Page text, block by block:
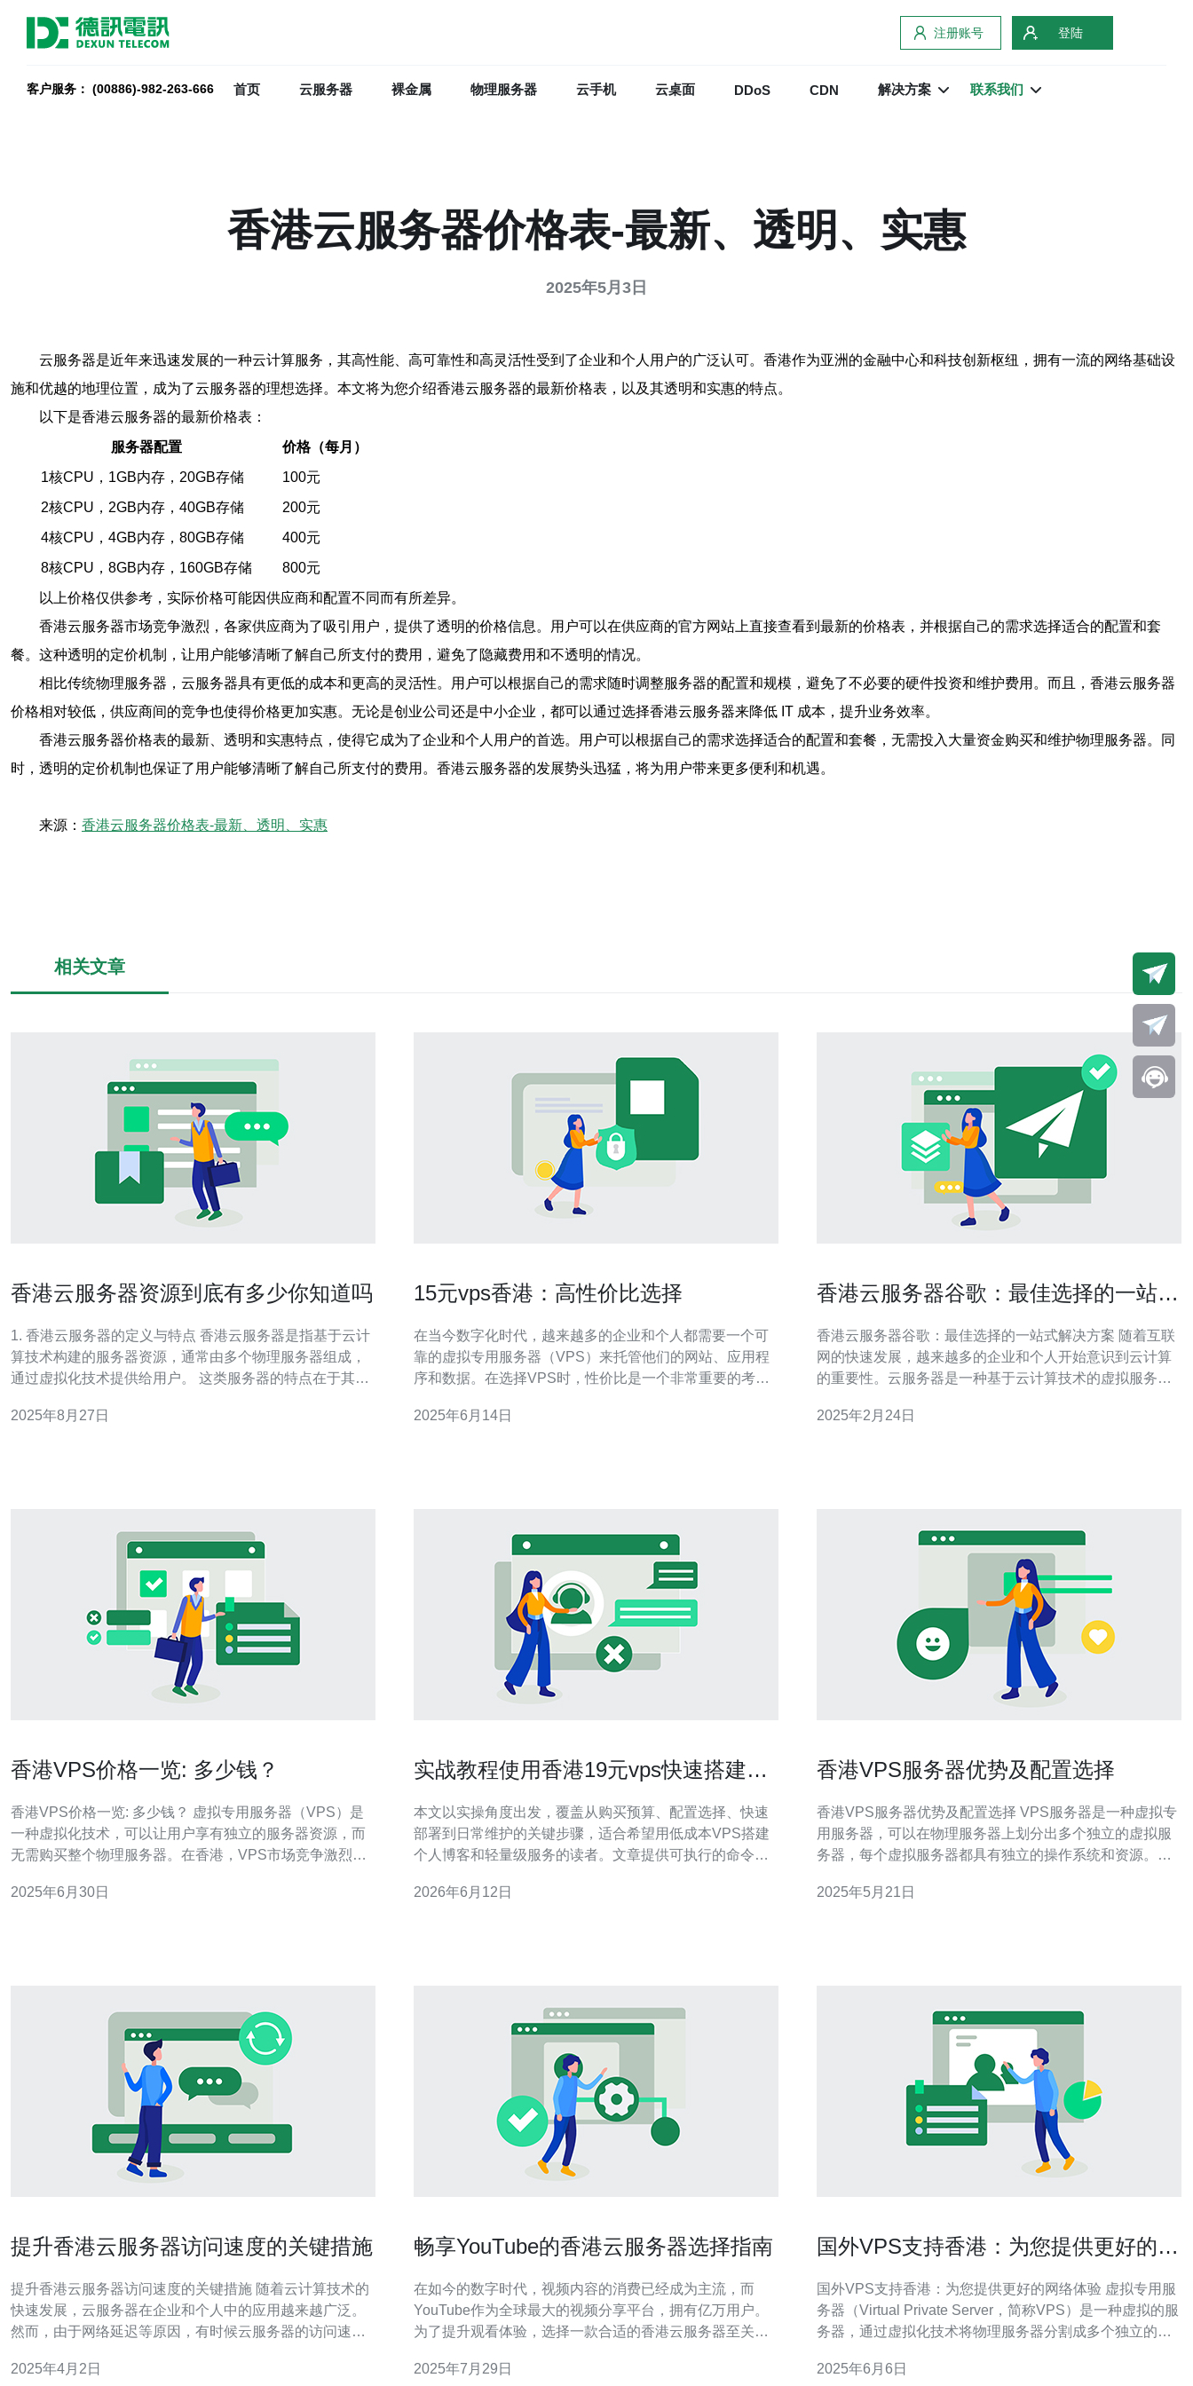
注册账号 登陆
客户服务： (00886)-982-263-666 首页 云服务器 裸金属 物理服务器 云手机 云桌面 DDoS CDN 解决方案 联系我们
香港云服务器价格表-最新、透明、实惠
2025年5月3日
云服务器是近年来迅速发展的一种云计算服务，其高性能、高可靠性和高灵活性受到了企业和个人用户的广泛认可。香港作为亚洲的金融中心和科技创新枢纽，拥有一流的网络基础设
施和优越的地理位置，成为了云服务器的理想选择。本文将为您介绍香港云服务器的最新价格表，以及其透明和实惠的特点。
以下是香港云服务器的最新价格表：
服务器配置
价格（每月）
1核CPU，1GB内存，20GB存储
100元
2核CPU，2GB内存，40GB存储
200元
4核CPU，4GB内存，80GB存储
400元
8核CPU，8GB内存，160GB存储
800元
以上价格仅供参考，实际价格可能因供应商和配置不同而有所差异。
香港云服务器市场竞争激烈，各家供应商为了吸引用户，提供了透明的价格信息。用户可以在供应商的官方网站上直接查看到最新的价格表，并根据自己的需求选择适合的配置和套
餐。这种透明的定价机制，让用户能够清晰了解自己所支付的费用，避免了隐藏费用和不透明的情况。
相比传统物理服务器，云服务器具有更低的成本和更高的灵活性。用户可以根据自己的需求随时调整服务器的配置和规模，避免了不必要的硬件投资和维护费用。而且，香港云服务器
价格相对较低，供应商间的竞争也使得价格更加实惠。无论是创业公司还是中小企业，都可以通过选择香港云服务器来降低 IT 成本，提升业务效率。
香港云服务器价格表的最新、透明和实惠特点，使得它成为了企业和个人用户的首选。用户可以根据自己的需求选择适合的配置和套餐，无需投入大量资金购买和维护物理服务器。同
时，透明的定价机制也保证了用户能够清晰了解自己所支付的费用。香港云服务器的发展势头迅猛，将为用户带来更多便利和机遇。
来源： 香港云服务器价格表-最新、透明、实惠
相关文章
香港云服务器资源到底有多少你知道吗
1. 香港云服务器的定义与特点 香港云服务器是指基于云计
算技术构建的服务器资源，通常由多个物理服务器组成，
通过虚拟化技术提供给用户。 这类服务器的特点在于其灵
少资源配置。 此外，香港云服务器还具有高可靠性和高性
2025年8月27日
15元vps香港：高性价比选择
在当今数字化时代，越来越多的企业和个人都需要一个可
靠的虚拟专用服务器（VPS）来托管他们的网站、应用程
序和数据。在选择VPS时，性价比是一个非常重要的考量
性能和优惠的价格，是一个不错的选择。 这款15元vps香
2025年6月14日
香港云服务器谷歌：最佳选择的一站式
香港云服务器谷歌：最佳选择的一站式解决方案 随着互联
网的快速发展，越来越多的企业和个人开始意识到云计算
的重要性。云服务器是一种基于云计算技术的虚拟服务
器提供商中，谷歌云服务器以其卓越的性能和可靠性成为
2025年2月24日
香港VPS价格一览: 多少钱？
香港VPS价格一览: 多少钱？ 虚拟专用服务器（VPS）是
一种虚拟化技术，可以让用户享有独立的服务器资源，而
无需购买整个物理服务器。在香港，VPS市场竞争激烈，
VPS的价格和服务。 香港VPS的价格因提供商和配置而
2025年6月30日
实战教程使用香港19元vps快速搭建博
本文以实操角度出发，覆盖从购买预算、配置选择、快速
部署到日常维护的关键步骤，适合希望用低成本VPS搭建
个人博客和轻量级服务的读者。文章提供可执行的命令建
要花多少预算可以启动一个基本服务？ 入门阶段，选择价
2026年6月12日
香港VPS服务器优势及配置选择
香港VPS服务器优势及配置选择 VPS服务器是一种虚拟专
用服务器，可以在物理服务器上划分出多个独立的虚拟服
务器，每个虚拟服务器都具有独立的操作系统和资源。
受到更多的自由度和控制权。在选择VPS服务器时，香港
2025年5月21日
提升香港云服务器访问速度的关键措施
提升香港云服务器访问速度的关键措施 随着云计算技术的
快速发展，云服务器在企业和个人中的应用越来越广泛。
然而，由于网络延迟等原因，有时候云服务器的访问速度
在香港地区使用云服务器时的访问速度。 全球内容分发网
2025年4月2日
畅享YouTube的香港云服务器选择指南
在如今的数字时代，视频内容的消费已经成为主流，而
YouTube作为全球最大的视频分享平台，拥有亿万用户。
为了提升观看体验，选择一款合适的香港云服务器至关重
的香港云服务器，帮助您畅享YouTube的无限乐趣。 为何
2025年7月29日
国外VPS支持香港：为您提供更好的网
国外VPS支持香港：为您提供更好的网络体验 虚拟专用服
务器（Virtual Private Server，简称VPS）是一种虚拟的服
务器，通过虚拟化技术将物理服务器分割成多个独立的虚
2025年6月6日